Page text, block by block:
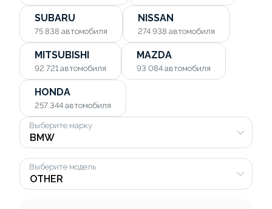
SUBARU
75 838 автомобиля
NISSAN
274 938 автомобиля
MITSUBISHI
92 721 автомобиля
MAZDA
93 084 автомобиля
HONDA
257 344 автомобиля
Выберите марку
Выберите модель